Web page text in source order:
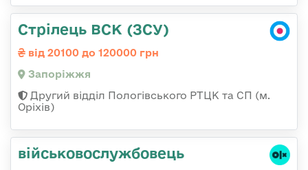
Стрілець ВСК (ЗСУ)
від 20100 до 120000 грн
Запоріжжя
Другий відділ Пологівського РТЦК та СП (м.
Оріхів)
військовослужбовець